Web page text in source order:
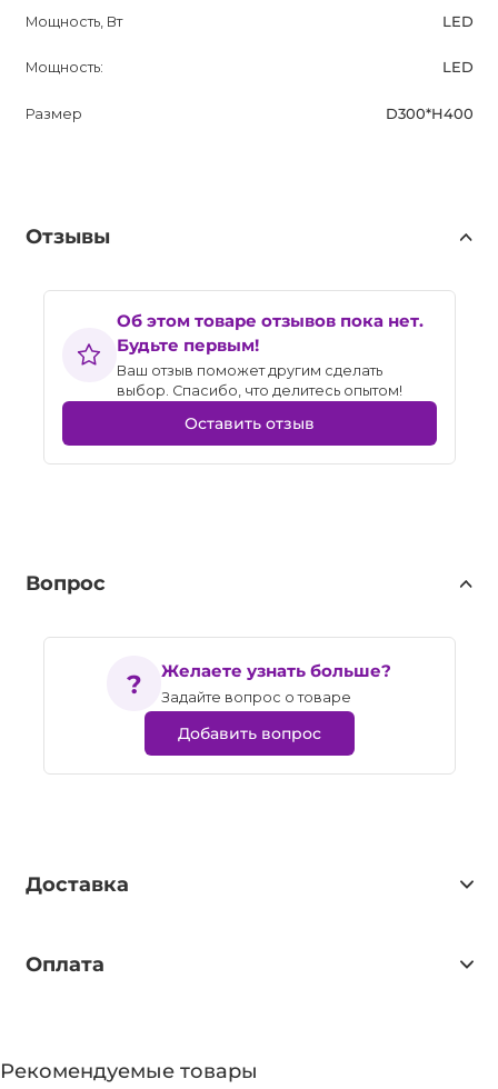
Мощность, Вт LED
Мощность: LED
Размер D300*H400
Отзывы
Об этом товаре отзывов пока нет.
Будьте первым!
Ваш отзыв поможет другим сделать
выбор. Спасибо, что делитесь опытом!
Оставить отзыв
Вопрос
Желаете узнать больше?
Задайте вопрос о товаре
Добавить вопрос
Доставка
Оплата
Рекомендуемые товары